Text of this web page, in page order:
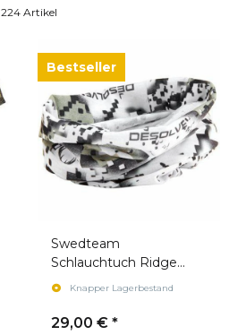
224 Artikel
Bestseller
Swedteam
Schlauchtuch Ridge
Desolve Zero
Knapper Lagerbestand
29,00 € *